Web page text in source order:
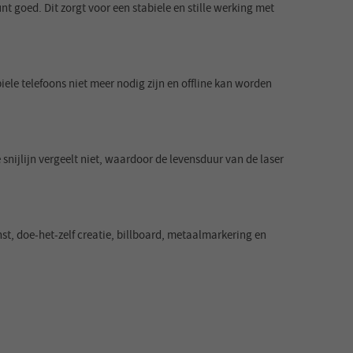
goed. Dit zorgt voor een stabiele en stille werking met
telefoons niet meer nodig zijn en offline kan worden
vergeelt niet, waardoor de levensduur van de laser
doe-het-zelf creatie, billboard, metaalmarkering en